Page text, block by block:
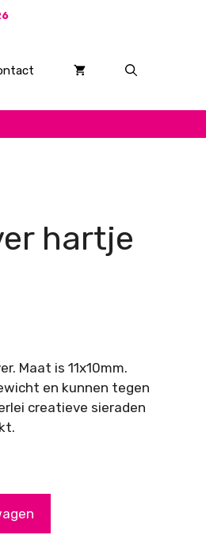
hartje
Maat is 11x10mm.
en kunnen tegen
creatieve sieraden